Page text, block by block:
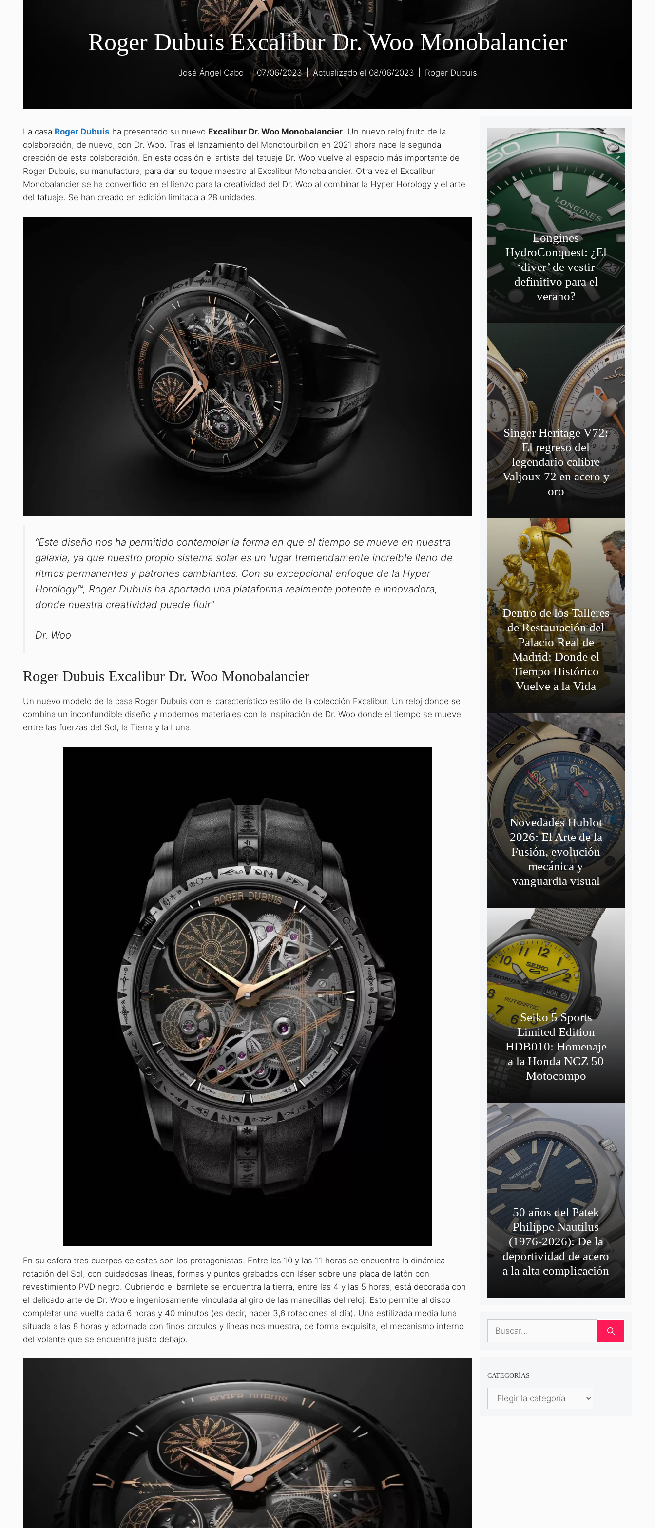
Roger Dubuis Excalibur Dr. Woo Monobalancier
José Ángel Cabo | 08/06/2023
07/06/2023 Roger Dubuis
La casa Roger Dubuis ha presentado su nuevo Excalibur Dr. Woo Monobalancier. Un nuevo reloj fruto de la
colaboración, de nuevo, con Dr. Woo. Tras el lanzamiento del Monotourbillon en 2021 ahora nace la segunda
creación de esta colaboración. En esta ocasión el artista del tatuaje Dr. Woo vuelve al espacio más importante de
Roger Dubuis, su manufactura, para dar su toque maestro al Excalibur Monobalancier. Otra vez el Excalibur
Monobalancier se ha convertido en el lienzo para la creatividad del Dr. Woo al combinar la Hyper Horology y el arte
del tatuaje. Se han creado en edición limitada a 28 unidades.
“Este diseño nos ha permitido contemplar la forma en que el tiempo se mueve en nuestra
galaxia, ya que nuestro propio sistema solar es un lugar tremendamente increíble lleno de
ritmos permanentes y patrones cambiantes. Con su excepcional enfoque de la Hyper
Horology™, Roger Dubuis ha aportado una plataforma realmente potente e innovadora,
donde nuestra creatividad puede fluir”
Dr. Woo
Roger Dubuis Excalibur Dr. Woo Monobalancier
Un nuevo modelo de la casa Roger Dubuis con el característico estilo de la colección Excalibur. Un reloj donde se
combina un inconfundible diseño y modernos materiales con la inspiración de Dr. Woo donde el tiempo se mueve
entre las fuerzas del Sol, la Tierra y la Luna.
En su esfera tres cuerpos celestes son los protagonistas. Entre las 10 y las 11 horas se encuentra la dinámica
rotación del Sol, con cuidadosas líneas, formas y puntos grabados con láser sobre una placa de latón con
revestimiento PVD negro. Cubriendo el barrilete se encuentra la tierra, entre las 4 y las 5 horas, está decorada con
el delicado arte de Dr. Woo e ingeniosamente vinculada al giro de las manecillas del reloj. Esto permite al disco
completar una vuelta cada 6 horas y 40 minutos (es decir, hacer 3,6 rotaciones al día). Una estilizada media luna
situada a las 8 horas y adornada con finos círculos y líneas nos muestra, de forma exquisita, el mecanismo interno
del volante que se encuentra justo debajo.
Longines
HydroConquest: ¿El
‘diver’ de vestir
definitivo para el
verano?
Singer Heritage V72:
El regreso del
legendario calibre
Valjoux 72 en acero y
oro
Dentro de los Talleres
de Restauración del
Palacio Real de
Madrid: Donde el
Tiempo Histórico
Vuelve a la Vida
Novedades Hublot
2026: El Arte de la
Fusión, evolución
mecánica y
vanguardia visual
Seiko 5 Sports
Limited Edition
HDB010: Homenaje
a la Honda NCZ 50
Motocompo
50 años del Patek
Philippe Nautilus
(1976-2026): De la
deportividad de acero
a la alta complicación
Buscar:
CATEGORÍAS
Categorías